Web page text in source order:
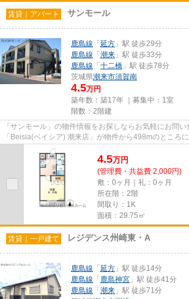
賃貸｜アパート サンモール
鹿島線 「 延方 」駅 徒歩29分
鹿島線 「 潮来 」駅 徒歩33分
鹿島線 「 十二橋 」駅 徒歩78分
茨城県潮来市須賀南
4.5万円
築年数：築17年 ｜募集中： 1室
階数：2階建
「サンモール」の物件情報をお探しならお気軽にお問
「Beisia(ベイシア) 潮来店」が物件から498mのところ
はアパートです。自走式駐車...
4.5万円
(管理費・共益費 2,000円)
敷：0ヶ月｜礼：0ヶ月
所在階：2階
間取り：1K
面積：29.75㎡
賃貸｜一戸建て レジデンス州崎東・A
鹿島線 「 延方 」駅 徒歩14分
鹿島線 「 鹿島神宮 」駅 徒歩41分
鹿島線 「 潮来 」駅 徒歩71分